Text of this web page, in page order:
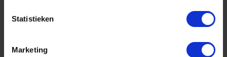
Statistieken
Marketing
Artikelnummer merk: 228301
€ 69,09 incl. BTW